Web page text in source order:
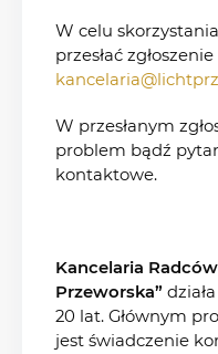
W celu
przesłać
W przesłanym
problem bądź
kontaktowe.
Kancelaria
Przeworska”
20 lat. Głównym
jest świadczenie